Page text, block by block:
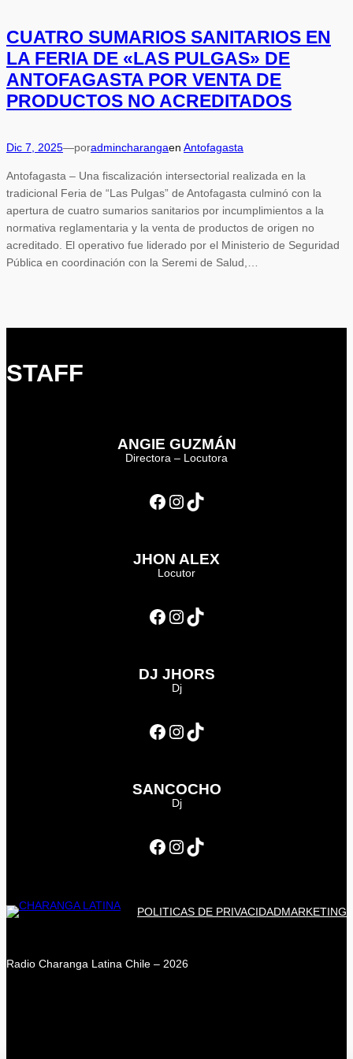
CUATRO SUMARIOS SANITARIOS EN
LA FERIA DE «LAS PULGAS» DE
ANTOFAGASTA POR VENTA DE
PRODUCTOS NO ACREDITADOS
Dic 7, 2025—poradmincharangaen Antofagasta
Antofagasta – Una fiscalización intersectorial realizada en la
tradicional Feria de “Las Pulgas” de Antofagasta culminó con la
apertura de cuatro sumarios sanitarios por incumplimientos a la
normativa reglamentaria y la venta de productos de origen no
acreditado. El operativo fue liderado por el Ministerio de Seguridad
Pública en coordinación con la Seremi de Salud,…
STAFF
ANGIE GUZMÁN
Directora – Locutora
Facebook Instagram TikTok
JHON ALEX
Locutor
Facebook Instagram TikTok
DJ JHORS
Dj
Facebook Instagram TikTok
SANCOCHO
Dj
Facebook Instagram TikTok
POLITICAS DE PRIVACIDADMARKETING
Radio Charanga Latina Chile – 2026